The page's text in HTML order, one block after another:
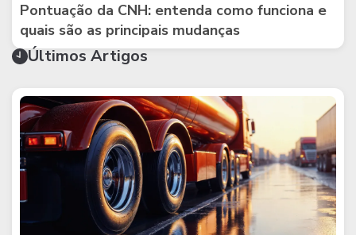
Pontuação da CNH: entenda como funciona e
quais são as principais mudanças
Últimos Artigos